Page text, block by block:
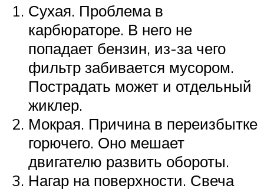
Сухая. Проблема в
карбюраторе. В него не
попадает бензин, из-за чего
фильтр забивается мусором.
Пострадать может и отдельный
жиклер.
Мокрая. Причина в переизбытке
горючего. Оно мешает
двигателю развить обороты.
Нагар на поверхности. Свеча